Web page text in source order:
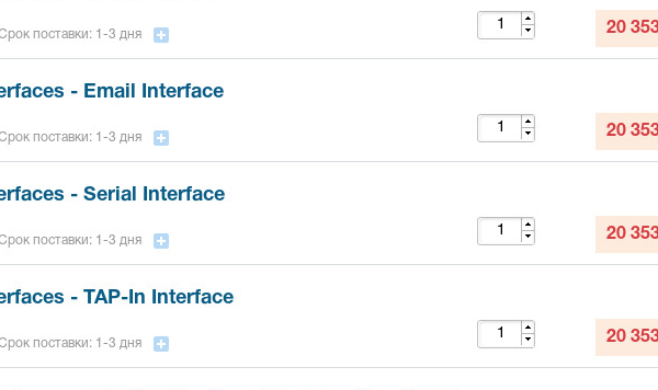
поставки: 1-3 дня 20
- Email Interface
поставки: 1-3 дня 20
- Serial Interface
поставки: 1-3 дня 20
- TAP-In Interface
поставки: 1-3 дня 20